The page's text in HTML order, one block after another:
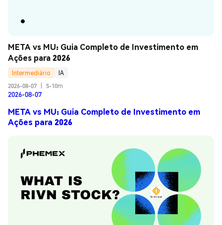
META vs MU: Guia Completo de Investimento em
Ações para 2026
Intermediário
IA
2026-08-07
5-10m
2026-08-07
META vs MU: Guia Completo de Investimento em
Ações para 2026